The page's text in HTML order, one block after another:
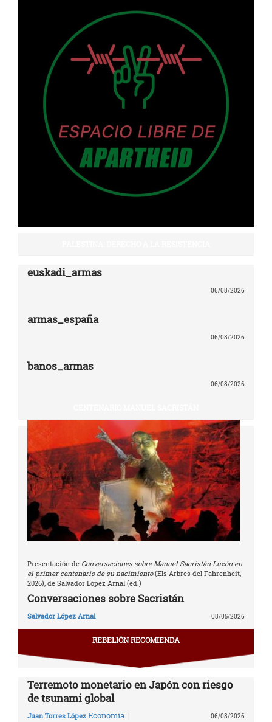
euskadi_armas
06/08/2026
armas_españa
06/08/2026
banos_armas
06/08/2026
Presentación de Conversaciones sobre Manuel Sacristán Luzón en
el primer centenario de su nacimiento(Els Arbres del Fahrenheit,
2026), de Salvador López Arnal (ed.)
Conversaciones sobre Sacristán
Salvador López Arnal 08/05/2026
REBELIÓN RECOMIENDA
Terremoto monetario en Japón con riesgo
de tsunami global
Juan Torres López Economía | 06/08/2026